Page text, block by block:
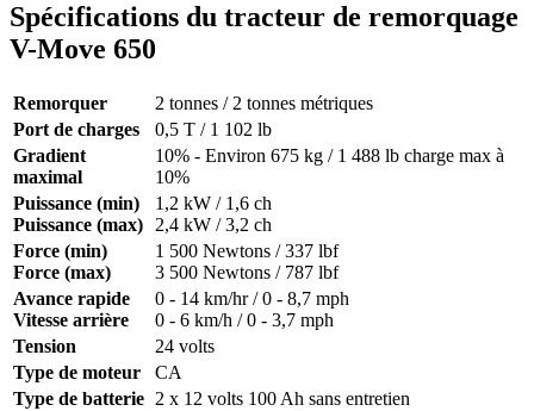
Spécifications du tracteur de remorquage
V-Move 650
Remorquer
2 tonnes / 2 tonnes métriques
Port de charges
0,5 T / 1 102 lb
Gradient
maximal
10% - Environ 675 kg / 1 488 lb charge max à
10%
Puissance (min)
Puissance (max)
1,2 kW / 1,6 ch
2,4 kW / 3,2 ch
Force (min)
Force (max)
1 500 Newtons / 337 lbf
3 500 Newtons / 787 lbf
Avance rapide
Vitesse arrière
0 - 14 km/hr / 0 - 8,7 mph
0 - 6 km/h / 0 - 3,7 mph
Tension
24 volts
Type de moteur
CA
Type de batterie 2 x 12 volts 100 Ah sans entretien